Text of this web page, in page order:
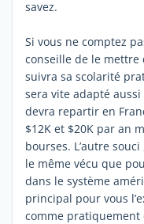
savez.
Si vous ne comptez
conseille de le mettre
suivra sa scolarité
sera vite adapté
devra repartir en
$12K et $20K par an
bourses. L’autre
le même vécu que
dans le système
principal pour vous
comme pratiquement